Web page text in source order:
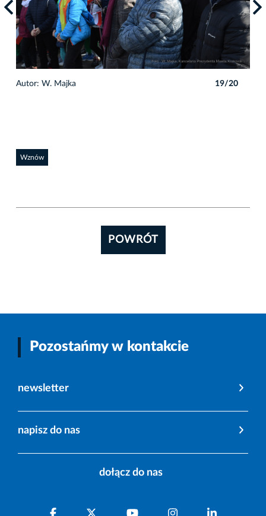
Autor: W. Majka 19/20
Wznów
POWRÓT
Pozostańmy w kontakcie
newsletter
napisz do nas
dołącz do nas